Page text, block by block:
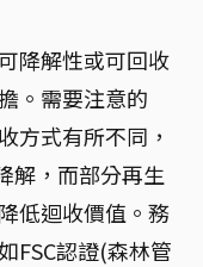
降解性或可回收
。需要注意的
方式有所不同，
解，而部分再生
低迴收價值。務
FSC認證(森林管